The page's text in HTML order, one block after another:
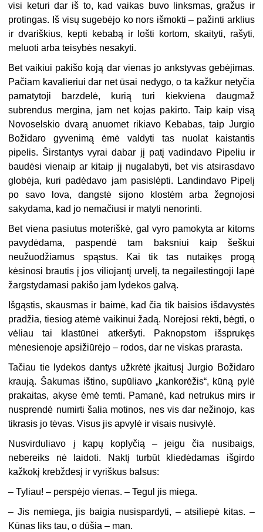
visi keturi dar iš to, kad vaikas buvo linksmas, gražus ir
protingas. Iš visų sugebėjo ko nors išmokti – pažinti arklius
ir dvariškius, kepti kebabą ir lošti kortom, skaityti, rašyti,
meluoti arba teisybės nesakyti.
Bet vaikiui pakišo koją dar vienas jo ankstyvas gebėjimas.
Pačiam kavalieriui dar net ūsai nedygo, o ta kažkur netyčia
pamatytoji barzdelė, kurią turi kiekviena daugmaž
subrendus mergina, jam net kojas pakirto. Taip kaip visą
Novoselskio dvarą anuomet rikiavo Kebabas, taip Jurgio
Božidaro gyvenimą ėmė valdyti tas nuolat kaistantis
pipelis. Širstantys vyrai dabar jį patį vadindavo Pipeliu ir
baudėsi vienaip ar kitaip jį nugalabyti, bet vis atsirasdavo
globėja, kuri padėdavo jam pasislėpti. Landindavo Pipelį
po savo lova, dangstė sijono klostėm arba žegnojosi
sakydama, kad jo nemačiusi ir matyti nenorinti.
Bet viena pasiutus moteriškė, gal vyro pamokyta ar kitoms
pavydėdama, paspendė tam baksniui kaip šeškui
neužuodžiamus spąstus. Kai tik tas nutaikęs progą
kėsinosi brautis į jos viliojantį urvelį, ta negailestingoji lapė
žargstydamasi pakišo jam lydekos galvą.
Išgąstis, skausmas ir baimė, kad čia tik baisios išdavystės
pradžia, tiesiog atėmė vaikinui žadą. Norėjosi rėkti, bėgti, o
vėliau tai klastūnei atkeršyti. Paknopstom išsprukęs
mėnesienoje apsižiūrėjo – rodos, dar ne viskas prarasta.
Tačiau tie lydekos dantys užkrėtė įkaitusį Jurgio Božidaro
kraują. Šakumas ištino, supūliavo „kankorėžis“, kūną pylė
prakaitas, akyse ėmė temti. Pamanė, kad netrukus mirs ir
nusprendė numirti šalia motinos, nes vis dar nežinojo, kas
tikrasis jo tėvas. Visus jis apvylė ir visais nusivylė.
Nusvirduliavo į kapų koplyčią – jeigu čia nusibaigs,
nebereiks nė laidoti. Naktį turbūt kliedėdamas išgirdo
kažkokį krebždesį ir vyriškus balsus:
– Tyliau! – perspėjo vienas. – Tegul jis miega.
– Jis nemiega, jis baigia nusispardyti, – atsiliepė kitas. –
Kūnas liks tau, o dūšia – man.